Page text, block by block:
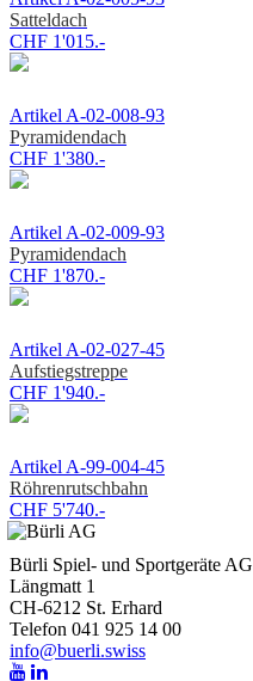
Satteldach
CHF 1'015.-
Artikel A-02-008-93
Pyramidendach
CHF 1'380.-
Artikel A-02-009-93
Pyramidendach
CHF 1'870.-
Artikel A-02-027-45
Aufstiegstreppe
CHF 1'940.-
Artikel A-99-004-45
Röhrenrutschbahn
CHF 5'740.-
Bürli Spiel- und Sportgeräte AG
Längmatt 1
CH-6212 St. Erhard
Telefon 041 925 14 00
info@buerli.swiss